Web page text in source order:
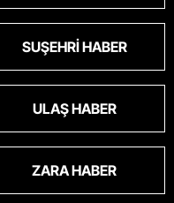
SUŞEHRI HABER
ULAŞ HABER
ZARA HABER